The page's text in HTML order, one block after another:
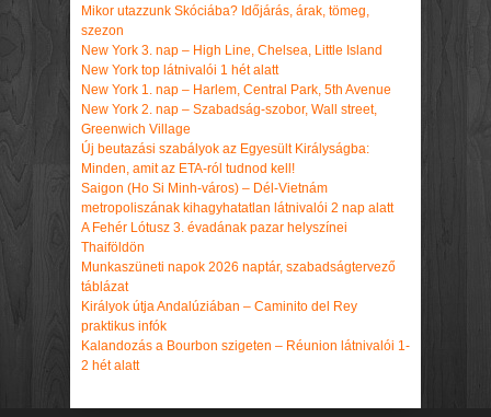
Mikor utazzunk Skóciába? Időjárás, árak, tömeg,
szezon
New York 3. nap – High Line, Chelsea, Little Island
New York top látnivalói 1 hét alatt
New York 1. nap – Harlem, Central Park, 5th Avenue
New York 2. nap – Szabadság-szobor, Wall street,
Greenwich Village
Új beutazási szabályok az Egyesült Királyságba:
Minden, amit az ETA-ról tudnod kell!
Saigon (Ho Si Minh-város) – Dél-Vietnám
metropoliszának kihagyhatatlan látnivalói 2 nap alatt
A Fehér Lótusz 3. évadának pazar helyszínei
Thaiföldön
Munkaszüneti napok 2026 naptár, szabadságtervező
táblázat
Királyok útja Andalúziában – Caminito del Rey
praktikus infók
Kalandozás a Bourbon szigeten – Réunion látnivalói 1-
2 hét alatt